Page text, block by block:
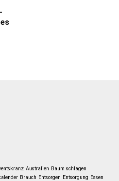
Australien Baum schlagen
Brauch Entsorgen Entsorgung Essen